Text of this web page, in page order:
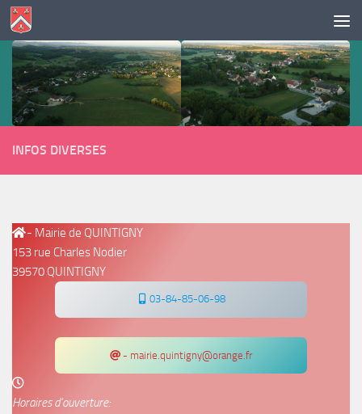
Skip to content
INFOS DIVERSES
- Mairie de QUINTIGNY
153 rue Charles Nodier
39570 QUINTIGNY
03-84-85-06-98
- mairie.quintigny@orange.fr
Horaires d’ouverture: